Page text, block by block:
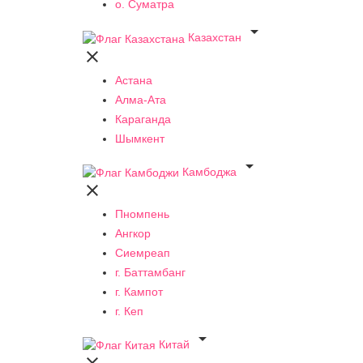
о. Суматра
Казахстан


Астана
Алма-Ата
Караганда
Шымкент
Камбоджа


Пномпень
Ангкор
Сиемреап
г. Баттамбанг
г. Кампот
г. Кеп
Китай
